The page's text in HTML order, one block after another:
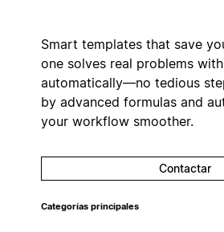
Smart templates that save
one solves real problems
automatically—no tedious
by advanced formulas and
your workflow smoother.
Contactar
Categorías principales